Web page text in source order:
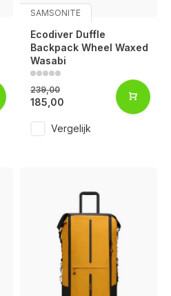
SAMSONITE
Ecodiver Duffle
Backpack Wheel Waxed
Wasabi
239,00
185,00
Vergelijk